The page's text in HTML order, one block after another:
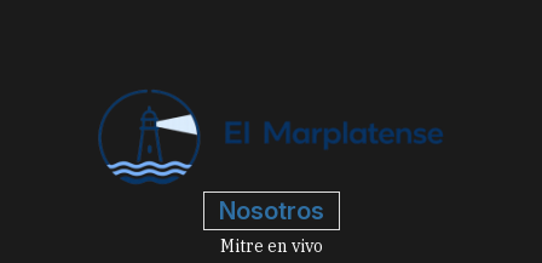
Nosotros
Mitre en vivo